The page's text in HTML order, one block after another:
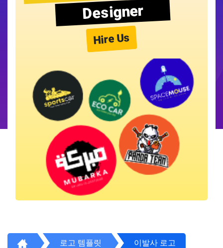
Designer
Hire Us
로고 템플릿 이발사 로고